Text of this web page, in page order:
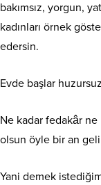
bakımsız, yorgun,
kadınları örnek
edersin.
Evde başlar
Ne kadar fedakâr
olsun öyle bir an
Yani demek